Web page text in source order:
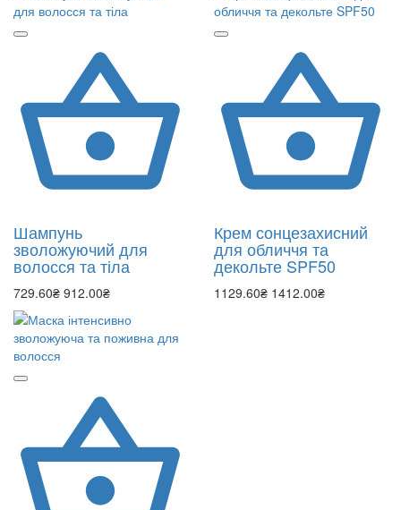
Шампунь
зволожуючий для
волосся та тіла
729.60₴ 912.00₴
Крем сонцезахисний
для обличчя та
декольте SPF50
1129.60₴ 1412.00₴